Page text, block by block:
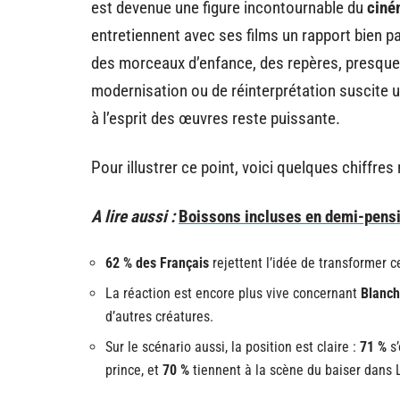
est devenue une figure incontournable du
entretiennent avec ses films un rapport bien
des morceaux d’enfance, des repères,
modernisation ou de réinterprétation suscite
à l’esprit des œuvres reste puissante.
Pour illustrer ce point, voici quelques
A lire aussi : Boissons incluses en demi-
62 % des Français rejettent l’idée de transformer
La réaction est encore plus vive concernant
d’autres créatures.
Sur le scénario aussi, la position est claire : 71 %
prince, et 70 % tiennent à la scène du baiser dans